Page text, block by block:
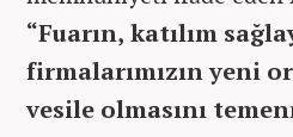
“Fuarın, katılım
firmalarımızın yeni
vesile olmasını